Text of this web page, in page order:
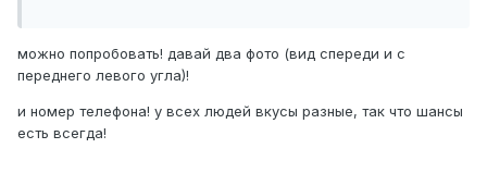
можно попробовать! давай два фото (вид спереди и с
переднего левого угла)!
и номер телефона! у всех людей вкусы разные, так что шансы
есть всегда!